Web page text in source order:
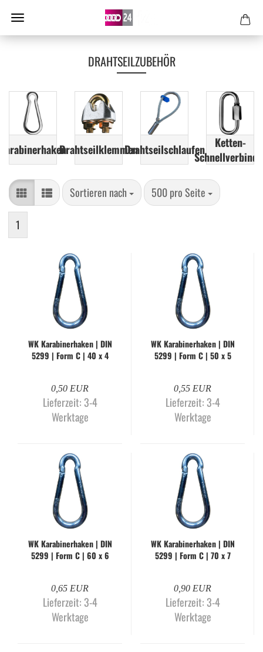
DRAHTSEILZUBEHÖR
KarabinerhakenDrahtseilklemmenDrahtseilschlaufen
Ketten-
Sortieren nach
Sortieren nach 500 pro Seite
pro Seite
1
WK Ka­ra­bi­ner­ha­ken | DIN
5299 | Form C | 40 x 4
0,50 EUR
Lieferzeit:3-4
Werktage
WK Ka­ra­bi­ner­ha­ken | DIN
5299 | Form C | 50 x 5
0,55 EUR
Lieferzeit:3-4
Werktage
WK Ka­ra­bi­ner­ha­ken | DIN
5299 | Form C | 60 x 6
0,65 EUR
Lieferzeit:3-4
Werktage
WK Ka­ra­bi­ner­ha­ken | DIN
5299 | Form C | 70 x 7
0,90 EUR
Lieferzeit:3-4
Werktage